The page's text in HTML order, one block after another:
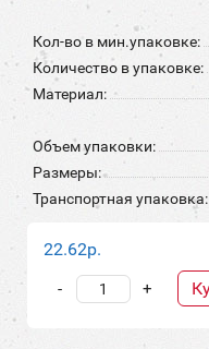
Кол-во в мин.упаковке:
Количество в упаковке:
Материал:
Объем упаковки:
Размеры:
Транспортная упаковка:
22.62р.
+
-